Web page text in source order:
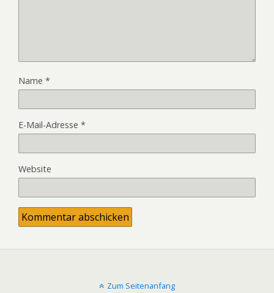
Name *
E-Mail-Adresse *
Website
Zum Seitenanfang